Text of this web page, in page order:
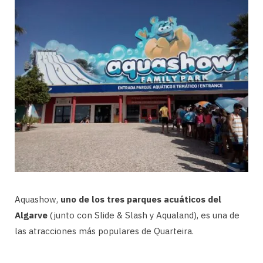
Aquashow, uno de los tres parques acuáticos del
Algarve (junto con Slide & Slash y Aqualand), es una de
las atracciones más populares de Quarteira.